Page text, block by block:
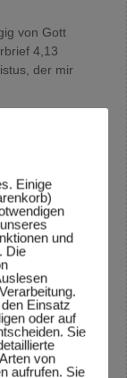
von Gott
4,13
der mir
sein.
wollte.
Du darüber
Einige
und
Die
Einsatz
oder auf
Sie
von
aufrufen. Sie